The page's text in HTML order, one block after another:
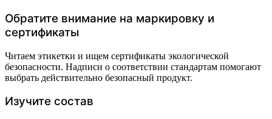
Обратите внимание на маркировку и
сертификаты
Читаем этикетки и ищем сертификаты экологической
безопасности. Надписи о соответствии стандартам помогают
выбрать действительно безопасный продукт.
Изучите состав